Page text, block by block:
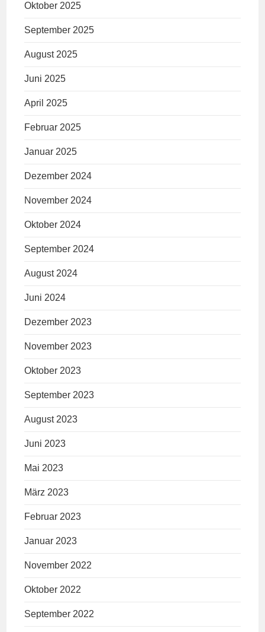
Oktober 2025
September 2025
August 2025
Juni 2025
April 2025
Februar 2025
Januar 2025
Dezember 2024
November 2024
Oktober 2024
September 2024
August 2024
Juni 2024
Dezember 2023
November 2023
Oktober 2023
September 2023
August 2023
Juni 2023
Mai 2023
März 2023
Februar 2023
Januar 2023
November 2022
Oktober 2022
September 2022